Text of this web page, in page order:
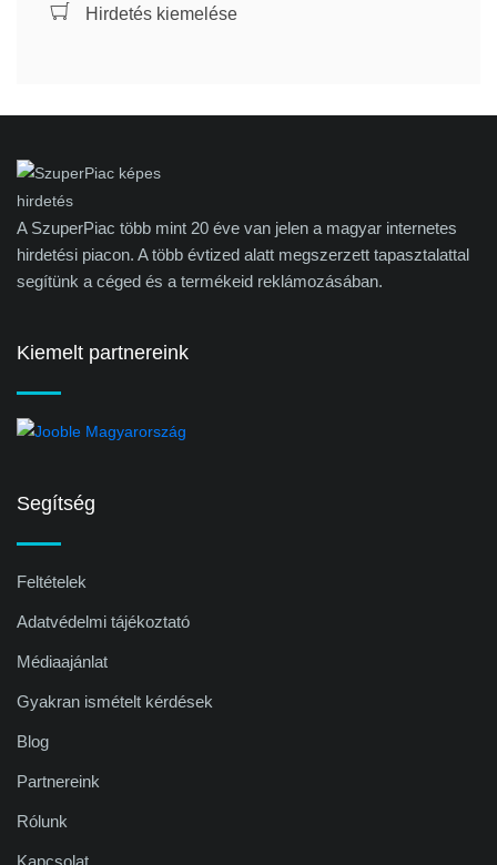
Hirdetés kiemelése
A SzuperPiac több mint 20 éve van jelen a magyar internetes
hirdetési piacon. A több évtized alatt megszerzett tapasztalattal
segítünk a céged és a termékeid reklámozásában.
Kiemelt partnereink
Segítség
Feltételek
Adatvédelmi tájékoztató
Médiaajánlat
Gyakran ismételt kérdések
Blog
Partnereink
Rólunk
Kapcsolat